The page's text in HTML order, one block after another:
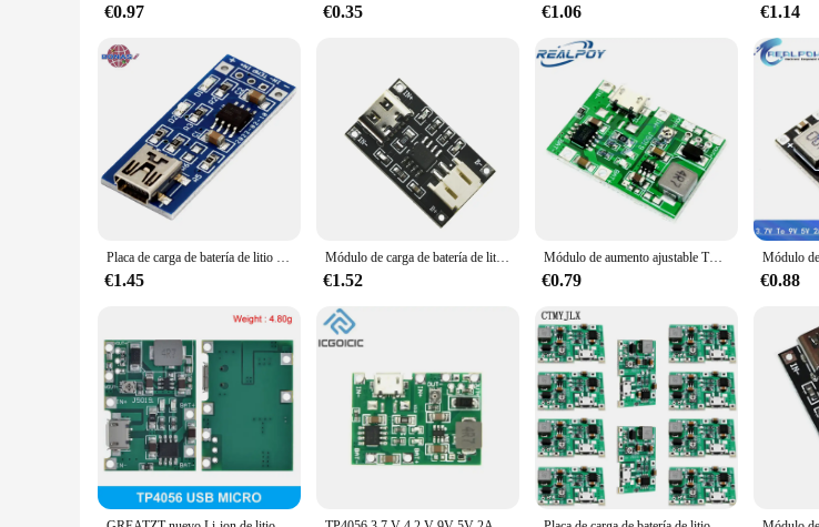
The batería 3 7 TP4056 is not just about power; it's about longevity. Crafted from high-quality Lithium
performance and property are optimized to ensure that it delivers consistent power output over time, making
than just a battery; it's a partner in your electronic journey, ensuring that your devices are always powered and
€0.97 €0.35 €1.06 €1.14
Placa de carga de batería de litio TP4056, 3,7 V, 5V, 1A, Mini USB 18650, módulo de cargador, Puerto en T, placa de refuerzo de Banco de energía
€1.45
Módulo de carga de batería de litio, Placa de protección contra sobrecorriente, Terminal PH2.0, puerto USB tipo C, 1A, 3,7 V, TP4056
€1.52
Módulo de aumento ajustable TP4056, 3,7 V, 4,2 V, 9V, 5V, 2A, batería de iones de litio 18650, placa de alimentación de descarga, Kit DIY
€0.79 €0.88